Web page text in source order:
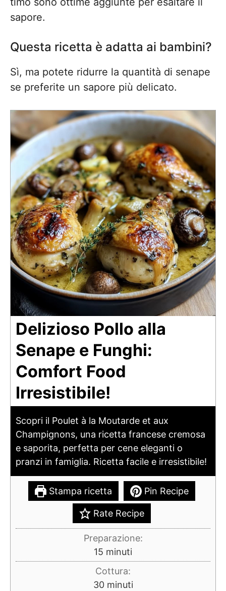
sapore.
Questa ricetta è adatta ai bambini?
Sì, ma potete ridurre la quantità di senape
se preferite un sapore più delicato.
Delizioso Pollo alla
Senape e Funghi:
Comfort Food
Irresistibile!
Scopri il Poulet à la Moutarde et aux
Champignons, una ricetta francese cremosa
e saporita, perfetta per cene eleganti o
pranzi in famiglia. Ricetta facile e irresistibile!
Stampa ricetta Pin Recipe
Rate Recipe
Preparazione:
15 minuti
minuti
Cottura:
30minuti
minuti